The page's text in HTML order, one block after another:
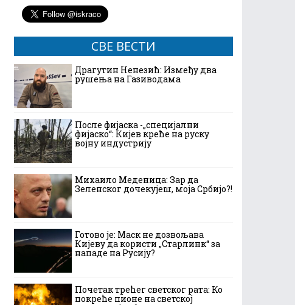
СВЕ ВЕСТИ
Драгутин Ненезић: Између два
рушења на Газиводама
После фијаска -„специјални
фијаско“: Кијев креће на руску
војну индустрију
Михаило Меденица: Зар да
Зеленског дочекујеш, моја Србијо?!
Готово је: Маск не дозвољава
Кијеву да користи „Старлинк“ за
нападе на Русију?
Почетак трећег светског рата: Ко
покреће пионе на светској